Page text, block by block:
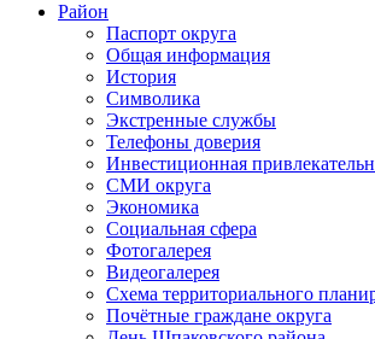
Район
Паспорт округа
Общая информация
История
Символика
Экстренные службы
Телефоны доверия
Инвестиционная
СМИ округа
Экономика
Социальная сфера
Фотогалерея
Видеогалерея
Схема территориального
Почётные граждане округа